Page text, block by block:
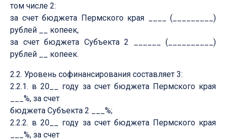
том числе 2:
за счет бюджета Пермского края ____ (_________)
рублей __ копеек,
за счет бюджета Субъекта 2 ______ (__________)
рублей __ копеек.
2.2. Уровень софинансирования составляет 3:
2.2.1. в 20__ году за счет бюджета Пермского края
___%, за счет
бюджета Субъекта 2 ___%;
2.2.2. в 20__ году за счет бюджета Пермского края
___%, за счет